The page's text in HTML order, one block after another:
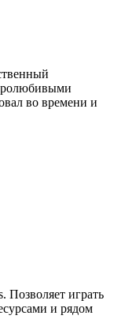
во времени и
Позволяет играть
и рядом